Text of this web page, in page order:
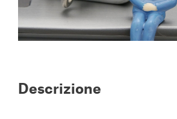
Descrizione